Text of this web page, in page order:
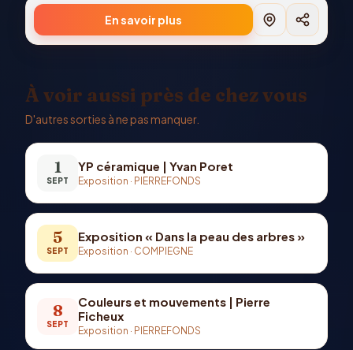
En savoir plus
À voir aussi près de chez vous
D'autres sorties à ne pas manquer.
1
SEPT
YP céramique | Yvan Poret
Exposition · PIERREFONDS
5
SEPT
Exposition « Dans la peau des arbres »
Exposition · COMPIEGNE
8
SEPT
Couleurs et mouvements | Pierre
Ficheux
Exposition · PIERREFONDS